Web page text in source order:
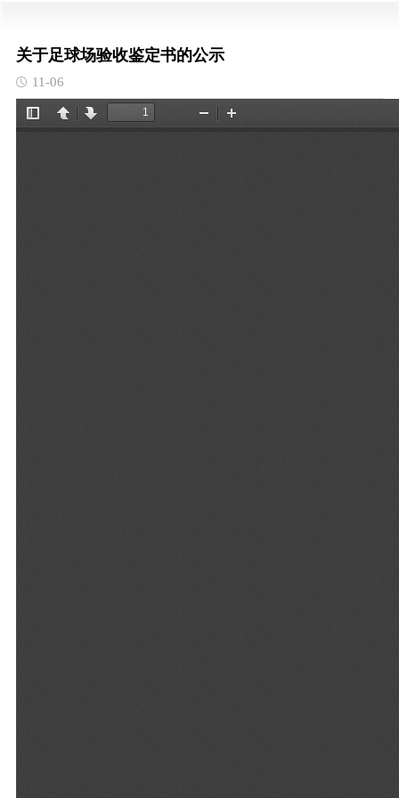
关于足球场验收鉴定书的公示
11-06